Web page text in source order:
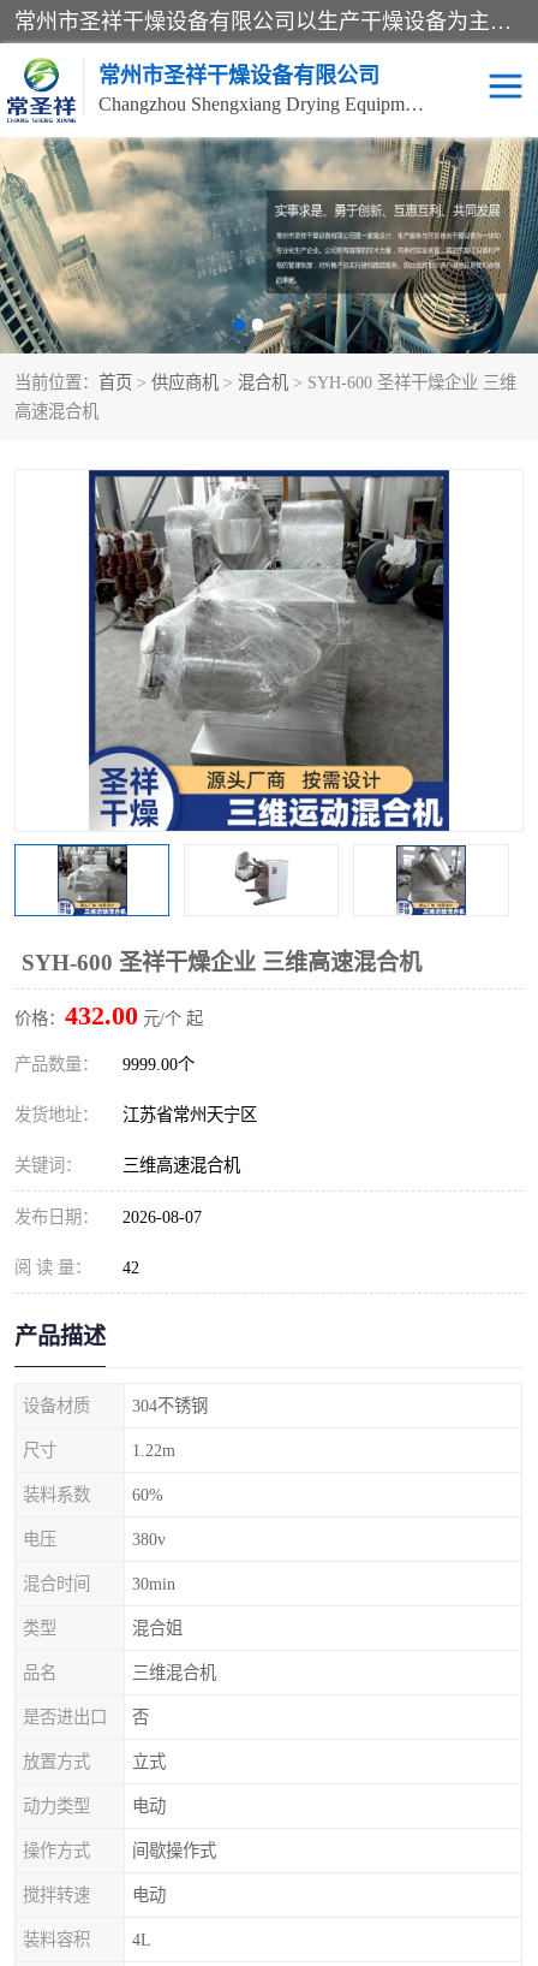
常州市圣祥干燥设备有限公司以生产干燥设备为主导产品，提供：干燥设备、干燥机、混合机、气流干燥机、烘箱、热风循环烘箱、沸腾干燥机、烘干机、喷雾干燥机等产品的生产、制造与销售服务。
常州市圣祥干燥设备有限公司
Changzhou Shengxiang Drying Equipment Co. , Ltd.
当前位置： 首页 > 供应商机 > 混合机 > SYH-600 圣祥干燥企业 三维
高速混合机
SYH-600 圣祥干燥企业 三维高速混合机
价格： 432.00 元/个 起
产品数量： 9999.00个
发货地址： 江苏省常州天宁区
关键词： 三维高速混合机
发布日期： 2026-08-07
阅 读 量： 42
产品描述
设备材质 304不锈钢
尺寸 1.22m
装料系数 60%
电压 380v
混合时间 30min
类型 混合姐
品名 三维混合机
是否进出口 否
放置方式 立式
动力类型 电动
操作方式 间歇操作式
搅拌转速 电动
装料容积 4L
单锥真空干燥机 双锥真空干燥机
气流干燥机 滚筒刮板干燥机
干燥机 闪蒸干燥机
桨叶干燥机 高速混合机
粗粉碎机 带式干燥机
单锥螺带真空干燥机 沸腾干燥机
方形圆形真空干燥机 真空耙式干燥机
热风循环烘箱 喷雾干燥机
振动流化床干燥机 盘式干燥机